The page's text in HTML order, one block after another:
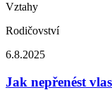
Vztahy
Rodičovství
6.8.2025
Jak nepřenést